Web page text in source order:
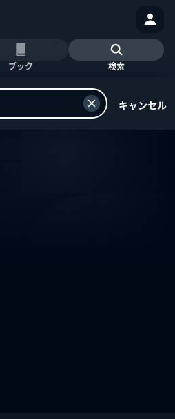
ブック 検索
キャンセル